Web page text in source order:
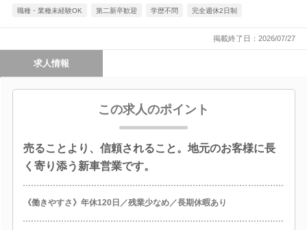
職種・業種未経験OK 第二新卒歓迎 学歴不問 完全週休2日制
掲載終了日：2026/07/27
求人情報
この求人のポイント
売ることより、信頼されること。地元のお客様に長
く寄り添う新車営業です。
《働きやすさ》年休120日／残業少なめ／長期休暇あり